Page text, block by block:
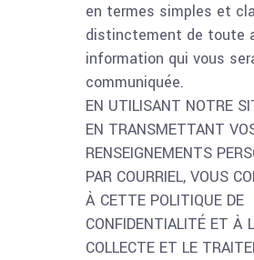
en termes simples et
distinctement de toute
information qui vous
communiquée.
EN UTILISANT NOTRE
EN TRANSMETTANT
RENSEIGNEMENTS
PAR COURRIEL, VOUS
À CETTE POLITIQUE DE
CONFIDENTIALITÉ ET À
COLLECTE ET LE